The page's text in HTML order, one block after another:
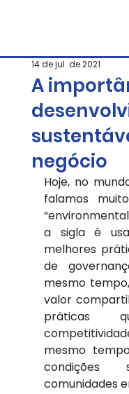
A
negócio
14 de jul. de 2021
Hoje, no
falamos
a sigla é
melhores
de
mesmo
valor
práticas
mesmo
condições
comunidades